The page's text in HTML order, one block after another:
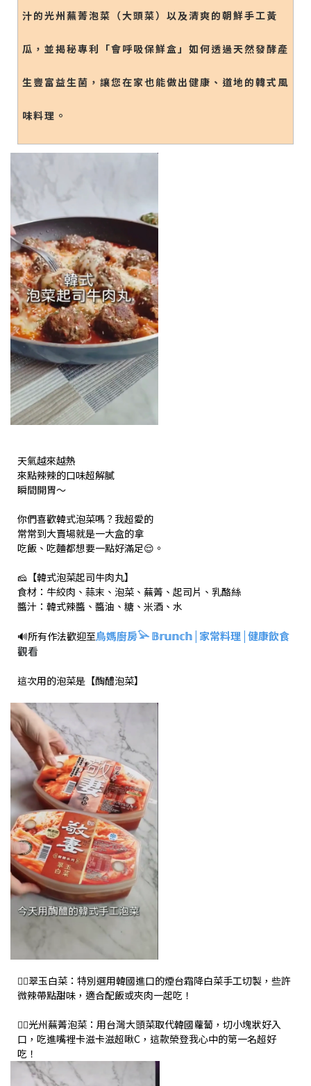
汁的光州蕪菁泡菜（大頭菜）以及清爽的朝鮮手工黃
瓜，並揭秘專利「會呼吸保鮮盒」如何透過天然發酵產
生豐富益生菌，讓您在家也能做出健康、道地的韓式風
味料理。
天氣越來越熱
來點辣辣的口味超解膩
瞬間開胃～
你們喜歡韓式泡菜嗎？我超愛的
常常到大賣場就是一大盒的拿
吃飯、吃麵都想要一點好滿足😌。
🧀【韓式泡菜起司牛肉丸】
食材：牛絞肉、蒜末、泡菜、蕪菁、起司片、乳酪絲
醬汁：韓式辣醬、醬油、糖、米酒、水
🔊所有作法歡迎至鳥媽廚房𓅪 𝔹𝕣𝕦𝕟𝕔𝕙 | 家常料理 | 健康飲食
觀看
這次用的泡菜是【醄醴泡菜】
👉🏻翠玉白菜：特別選用韓國進口的煙台霜降白菜手工切製，些許
微辣帶點甜味，適合配飯或夾肉一起吃！
👉🏻光州蕪菁泡菜：用台灣大頭菜取代韓國蘿蔔，切小塊狀好入
口，吃進嘴裡卡滋卡滋超啾C，這款榮登我心中的第一名超好
吃！